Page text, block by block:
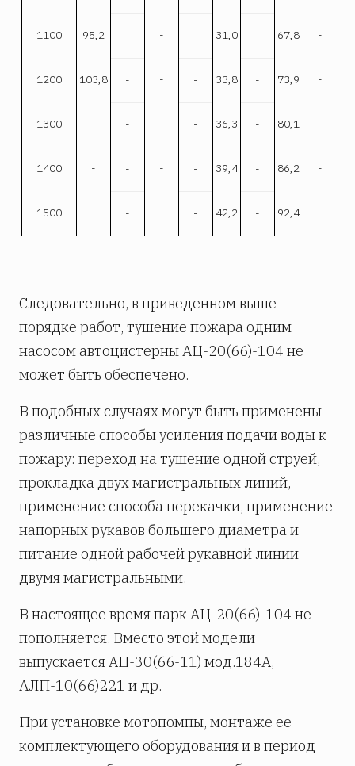
1100 95,2 - - - 31,0 - 67,8 -
1200 103,8 - - - 33,8 - 73,9 -
1300 - - - - 36,3 - 80,1 -
1400 - - - - 39,4 - 86,2 -
1500 - - - - 42,2 - 92,4 -
Следовательно, в приведенном выше
порядке работ, тушение пожара одним
насосом автоцистерны АЦ-20(66)-104 не
может быть обеспечено.
В подобных случаях могут быть применены
различные способы усиления подачи воды к
пожару: переход на тушение одной струей,
прокладка двух магистральных линий,
применение способа перекачки, применение
напорных рукавов большего диаметра и
питание одной рабочей рукавной линии
двумя магистральными.
В настоящее время парк АЦ-20(66)-104 не
пополняется. Вместо этой модели
выпускается АЦ-30(66-11) мод.184А,
АЛП-10(66)221 и др.
При установке мотопомпы, монтаже ее
комплектующего оборудования и в период